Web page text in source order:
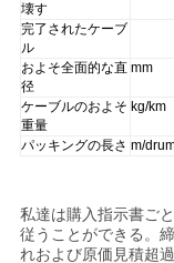
地
図
PRIVACY
壊す
完了されたケーブ
ル
およそ全面的な直
径
mm
ケーブルのおよそ
重量
kg/km
パッキングの長さ m/
私達は購入指示書ご
従うことができる。
れおよび原価見積超